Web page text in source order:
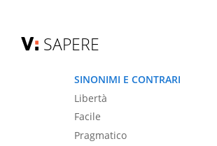
SAPERE
SINONIMI E CONTRARI
Libertà
Facile
Pragmatico